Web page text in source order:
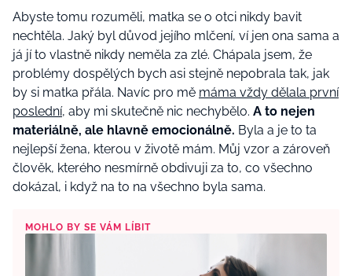
Abyste tomu rozuměli, matka se o otci nikdy bavit
nechtěla. Jaký byl důvod jejího mlčení, ví jen ona sama a
já jí to vlastně nikdy neměla za zlé. Chápala jsem, že
problémy dospělých bych asi stejně nepobrala tak, jak
by si matka přála. Navíc pro mě máma vždy dělala první
poslední, aby mi skutečně nic nechybělo. A to nejen
materiálně, ale hlavně emocionálně. Byla a je to ta
nejlepší žena, kterou v životě mám. Můj vzor a zároveň
člověk, kterého nesmírně obdivuji za to, co všechno
dokázal, i když na to na všechno byla sama.
MOHLO BY SE VÁM LÍBIT